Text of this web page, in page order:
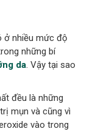
ở nhiều mức độ
những bí
da. Vậy tại sao
đều là những
mụn và cũng vì
vào trong